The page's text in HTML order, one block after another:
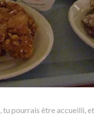
, tu pourrais être accueilli,